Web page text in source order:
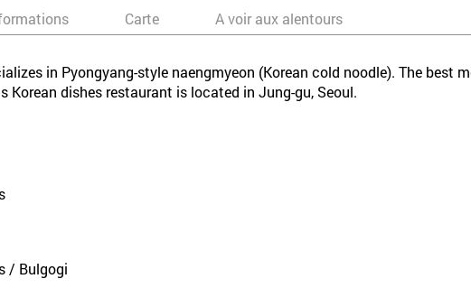
Carte A voir aux alentours
in Pyongyang-style naengmyeon (Korean cold noodle). The best
Korean dishes restaurant is located in Jung-gu, Seoul.
/ Bulgogi